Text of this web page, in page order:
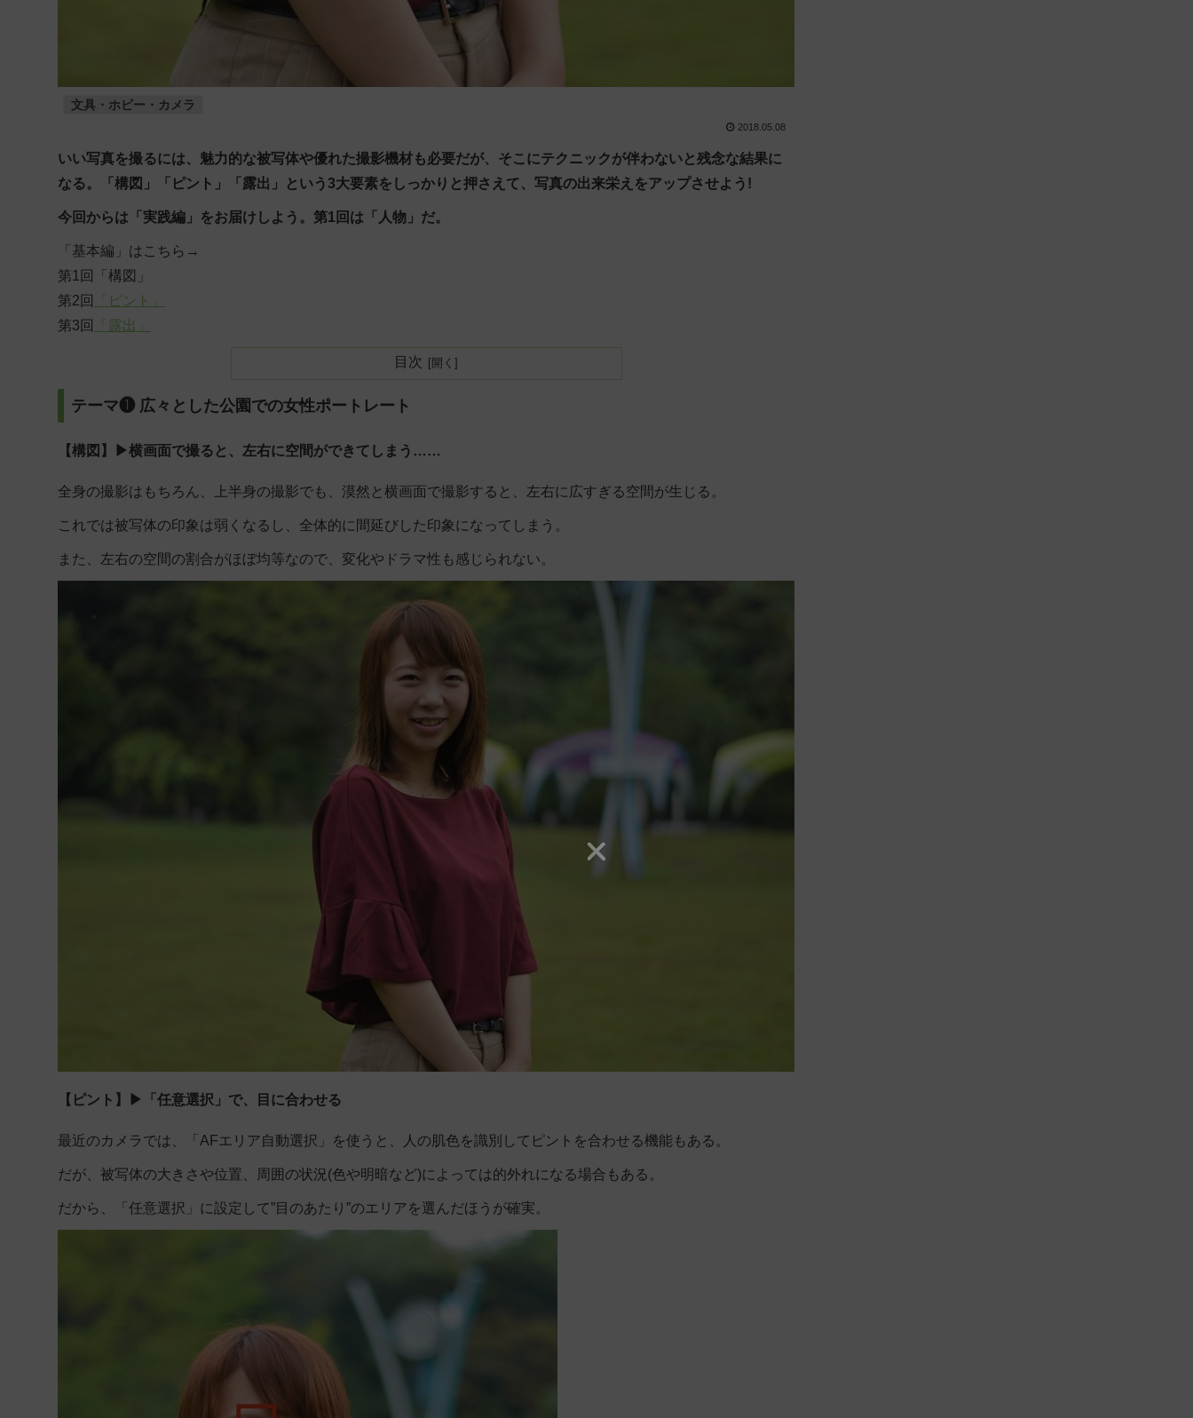
文具・ホビー・カメラ
2018.05.08
いい写真を撮るには、魅力的な被写体や優れた撮影機材も必要だが、そこにテクニックが伴わないと残念な結果に
なる。「構図」「ピント」「露出」という3大要素をしっかりと押さえて、写真の出来栄えをアップさせよう!
今回からは「実践編」をお届けしよう。第1回は「人物」だ。
「基本編」はこちら→
第1回
「構図」
第2回
「ピント」
第3回
「露出」
目次
テーマ❶ 広々とした公園での女性ポートレート
【構図】▶横画面で撮ると、左右に空間ができてしまう……
全身の撮影はもちろん、上半身の撮影でも、漠然と横画面で撮影すると、左右に広すぎる空間が生じる。
これでは被写体の印象は弱くなるし、全体的に間延びした印象になってしまう。
また、左右の空間の割合がほぼ均等なので、変化やドラマ性も感じられない。
【ピント】▶「任意選択」で、目に合わせる
最近のカメラでは、「AFエリア自動選択」を使うと、人の肌色を識別してピントを合わせる機能もある。
だが、被写体の大きさや位置、周囲の状況(色や明暗など)によっては的外れになる場合もある。
だから、「任意選択」に設定して”目のあたり”のエリアを選んだほうが確実。